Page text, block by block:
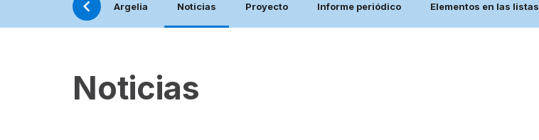
Argelia Noticias Proyecto Informe periódico Elementos en las listas
Noticias